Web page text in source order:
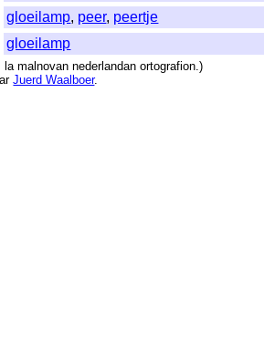
gloeilamp, peer, peertje
gloeilamp
la malnovan nederlandan ortografion.)
Juerd Waalboer.